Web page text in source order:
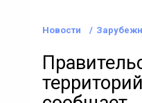
Новости /